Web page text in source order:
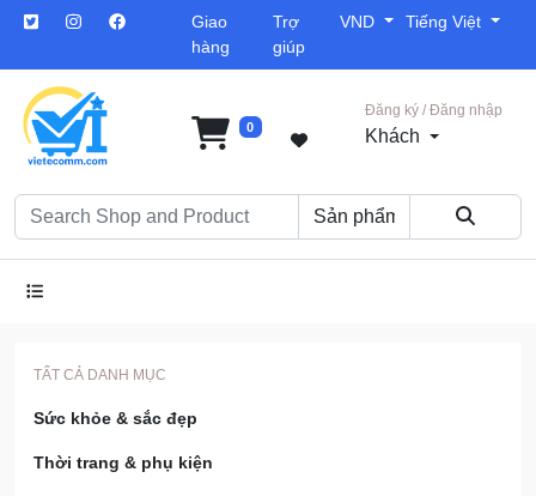
Giao
hàng
Trợ
giúp
VND Tiếng Việt
0
Đăng ký / Đăng nhập
Khách
TẤT CẢ DANH MỤC
Sức khỏe & sắc đẹp
Thời trang & phụ kiện